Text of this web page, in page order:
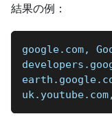
結果の例：
google.com,